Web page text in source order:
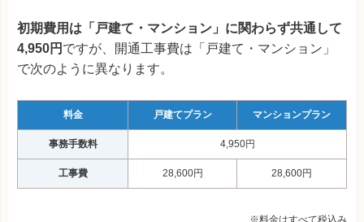
初期費用は「戸建て・マンション」に関わらず共通して
4,950円 ですが、開通工事費は「戸建て・マンション」
で次のように異なります。
料金 戸建てプラン マンションプラン
事務手数料 4,950円
工事費 28,600円 28,600円
※料金はすべて税込み